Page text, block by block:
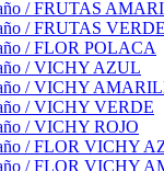
/ FRUTAS
/ FRUTAS VERDE
/ FLOR POLACA
/ VICHY AZUL
/ VICHY
/ VICHY VERDE
/ VICHY ROJO
/ FLOR VICHY
/ FLOR VICHY